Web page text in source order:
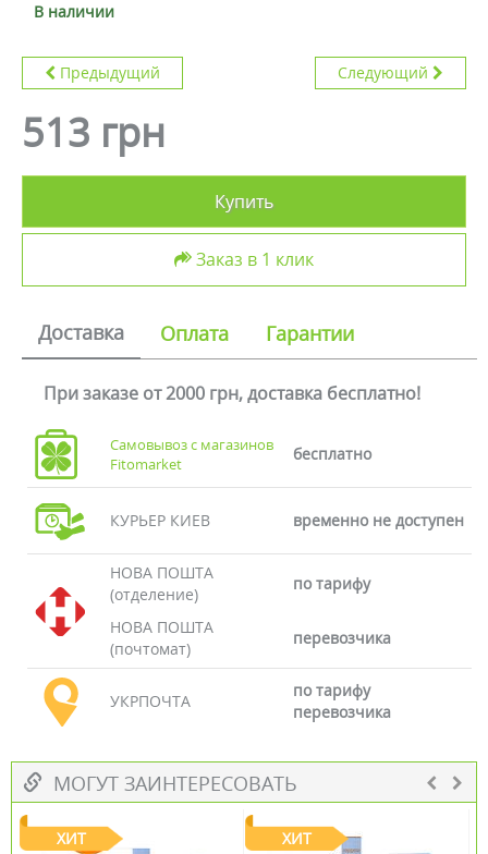
В наличии
Предыдущий Следующий
513 грн
Купить
Заказ в 1 клик
Доставка Оплата Гарантии
При заказе от 2000 грн, доставка бесплатно!
Самовывоз с магазинов
Fitomarket
бесплатно
КУРЬЕР КИЕВ временно не доступен
НОВА ПОШТА
(отделение)
по тарифу
НОВА ПОШТА
(почтомат)
перевозчика
УКРПОЧТА
по тарифу
перевозчика
МОГУТ ЗАИНТЕРЕСОВАТЬ
ХИТ ХИТ